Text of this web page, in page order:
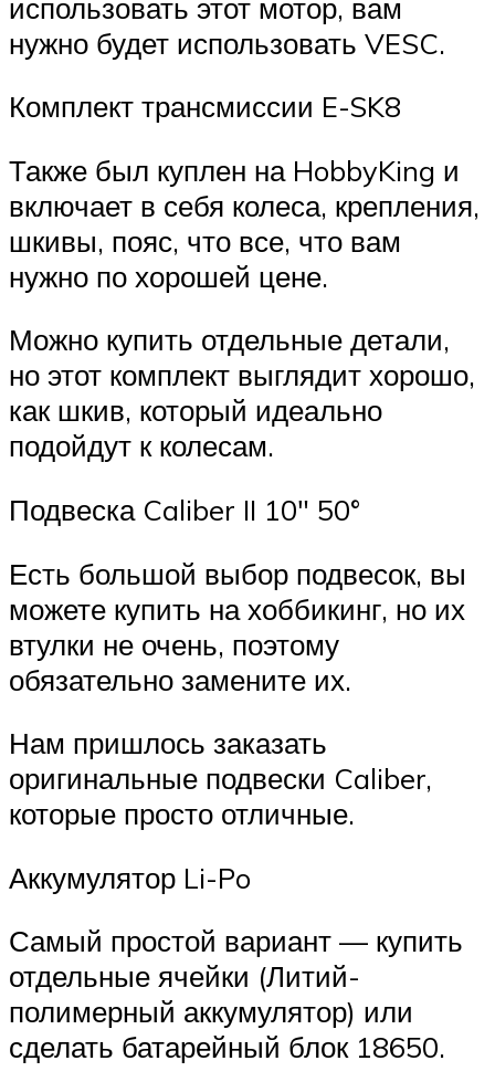
использовать этот мотор, вам
нужно будет использовать VESC.
Комплект трансмиссии E-SK8
Также был куплен на HobbyKing и
включает в себя колеса, крепления,
шкивы, пояс, что все, что вам
нужно по хорошей цене.
Можно купить отдельные детали,
но этот комплект выглядит хорошо,
как шкив, который идеально
подойдут к колесам.
Подвеска Caliber II 10″ 50°
Есть большой выбор подвесок, вы
можете купить на хоббикинг, но их
втулки не очень, поэтому
обязательно замените их.
Нам пришлось заказать
оригинальные подвески Caliber,
которые просто отличные.
Аккумулятор Li-Po
Самый простой вариант — купить
отдельные ячейки (Литий-
полимерный аккумулятор) или
сделать батарейный блок 18650.